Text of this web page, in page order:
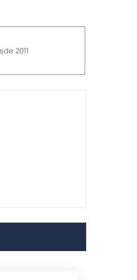
2011